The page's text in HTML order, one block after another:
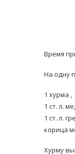
Время
На одну
1 хурма ,
1 ст. л.
1 ст. л.
корица
Хурму